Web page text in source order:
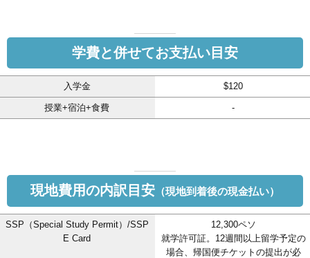
学費と併せてお支払い目安
入学金 $120
授業+宿泊+食費 -
現地費用の内訳目安 （現地到着後の現金払い）
SSP（Special Study Permit）/SSP
E Card
12,300ペソ
就学許可証。12週間以上留学予定の
場合、帰国便チケットの提出が必